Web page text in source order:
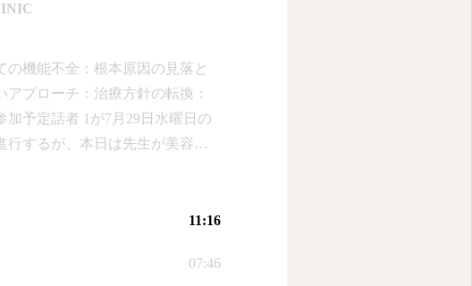
機能不全：根本原因の見落と
プローチ：治療方針の転換：
予定話者 1が7月29日水曜日の
行するが、本日は先生が美容治
けて安静にしていれば治るもの
た。美容医療について、話者 1は
11:16
07:46